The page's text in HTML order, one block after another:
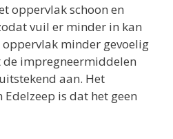
oppervlak schoon en
vuil er minder in kan
minder gevoelig
de impregneermiddelen
aan. Het
is dat het geen